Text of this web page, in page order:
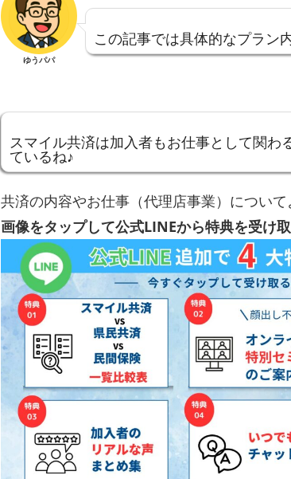
ゆうパパ
この記事では具体的なプラン
スマイル共済は加入者もお仕事として関わ
ているね♪
共済の内容やお仕事（代理店事業）について
画像をタップして公式LINEから特典を受け